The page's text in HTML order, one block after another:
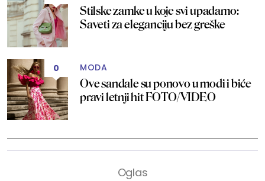
Stilske zamke u koje svi upadamo:
Saveti za eleganciju bez greške
0 MODA
Ove sandale su ponovo u modi i biće
pravi letnji hit FOTO/VIDEO